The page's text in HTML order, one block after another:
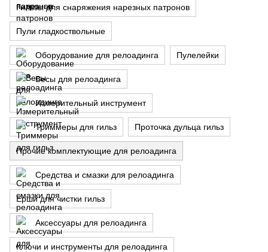
Гильзы для снаряжения нарезных патронов
Пули гладкоствольные
Оборудование для релоадинга Пулелейки
Весы для релоадинга
Измерительный инструмент
Триммеры для гильз Проточка дульца гильз
Прочие комплектующие для релоадинга
Средства и смазки для релоадинга
Ерши для чистки гильз
Аксессуары для релоадинга
Ключи и инструменты для релоадинга